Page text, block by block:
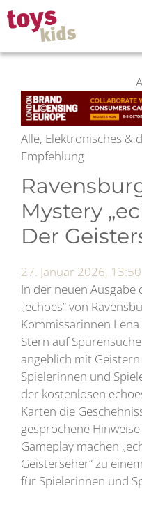
Zum
Inhalt
springen
Alle, Elektronisches &
Empfehlung
Mystery
Der
27. Januar 2026, 13:50
In der neuen Ausgabe
„echoes“ von
Kommissarinnen
Stern auf
angeblich mit
Spielerinnen und
der kostenlosen
Karten die
gesprochene
Gameplay machen
Geisterseher“ zu
für Spielerinnen und